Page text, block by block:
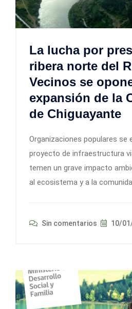
La lucha por
ribera norte del
Vecinos se
expansión de la
de Chiguayante
Organizaciones populares se
proyecto de infraestructura
temen un grave impacto
al ecosistema y a la
Sin comentarios 10/